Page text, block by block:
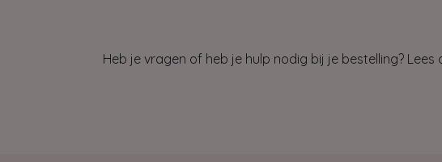
Heb je vragen of heb je hulp nodig bij je bestelling?